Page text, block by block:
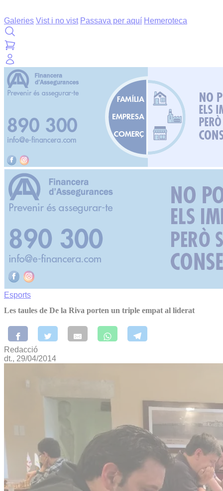
Galeries Vist i no vist Passava per aquí Hemeroteca
Esports
Les taules de De la Riva porten un triple empat al liderat
Redacció
dt., 29/04/2014